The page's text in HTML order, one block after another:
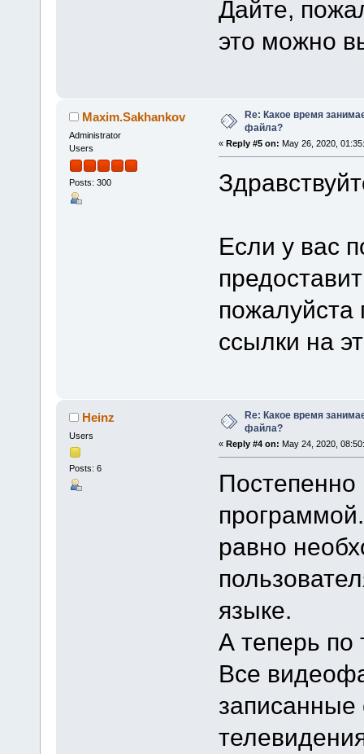
Дайте,
это можно
Maxim.Sakhankov
Administrator
Users
Posts: 300
Re: Какое время
файла?
« Reply #5 on: May 26, 2020,
Если у вас
пожалуйста
ссылки на
Heinz
Users
Posts: 6
Re: Какое время
файла?
« Reply #4 on: May 24, 2020,
Постепенно
равно
языке.
А теперь по
Все
записанные